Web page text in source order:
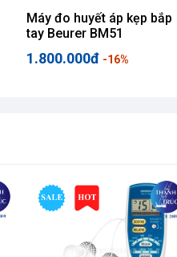
Máy đo huyết áp kẹp bắp
tay Beurer BM51
1.800.000đ -16%